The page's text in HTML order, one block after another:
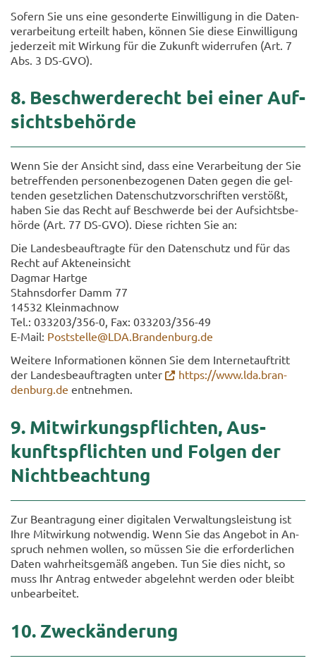
So­fern Sie uns eine ge­son­der­te Ein­wil­li­gung in die Da­ten­
ver­ar­bei­tung er­teilt haben, kön­nen Sie diese Ein­wil­li­gung
je­der­zeit mit Wir­kung für die Zu­kunft wi­der­ru­fen (Art. 7
Abs. 3 DS-​GVO).
8. Be­schwer­de­recht bei einer Auf­
sichts­be­hör­de
Wenn Sie der An­sicht sind, dass eine Ver­ar­bei­tung der Sie
be­tref­fen­den per­so­nen­be­zo­ge­nen Daten gegen die gel­
ten­den ge­setz­li­chen Da­ten­schutz­vor­schrif­ten ver­stößt,
haben Sie das Recht auf Be­schwer­de bei der Auf­sichts­be­
hör­de (Art. 77 DS-​GVO). Diese rich­ten Sie an:
Die Lan­des­be­auf­trag­te für den Da­ten­schutz und für das
Recht auf Ak­ten­ein­sicht
Dag­mar Hart­ge
Stahns­dor­fer Damm 77
14532 Klein­mach­now
Tel.: 033203/356-0, Fax: 033203/356-​49
E-​Mail: Post­stel­le@LDA.Bran­den­burg.de
Wei­te­re In­for­ma­tio­nen kön­nen Sie dem In­ter­net­auf­tritt
der Lan­des­be­auf­trag­ten unter
https://www.lda.bran­
den­burg.de ent­neh­men.
9. Mit­wir­kungs­pflich­ten, Aus­
kunfts­pflich­ten und Fol­gen der
Nicht­be­ach­tung
Zur Be­an­tra­gung einer di­gi­ta­len Ver­wal­tungs­leis­tung ist
Ihre Mit­wir­kung not­wen­dig. Wenn Sie das An­ge­bot in An­
spruch neh­men wol­len, so müs­sen Sie die er­for­der­li­chen
Daten wahr­heits­ge­mäß an­ge­ben. Tun Sie dies nicht, so
muss Ihr An­trag ent­we­der ab­ge­lehnt wer­den oder bleibt
un­be­ar­bei­tet.
10. Zweck­än­de­rung